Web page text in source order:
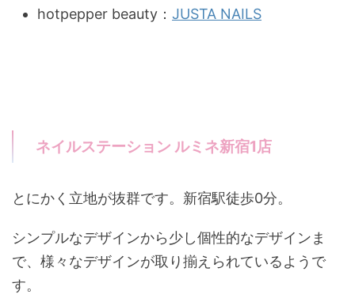
hotpepper beauty： JUSTA NAILS
ネイルステーション ルミネ新宿1店
とにかく立地が抜群です。新宿駅徒歩0分。
シンプルなデザインから少し個性的なデザインま
で、様々なデザインが取り揃えられているようで
す。